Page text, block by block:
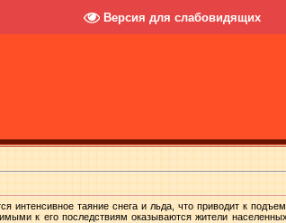
Версия для слабовидящих
интенсивное таяние снега и льда, что приводит к
к его последствиям оказываются жители